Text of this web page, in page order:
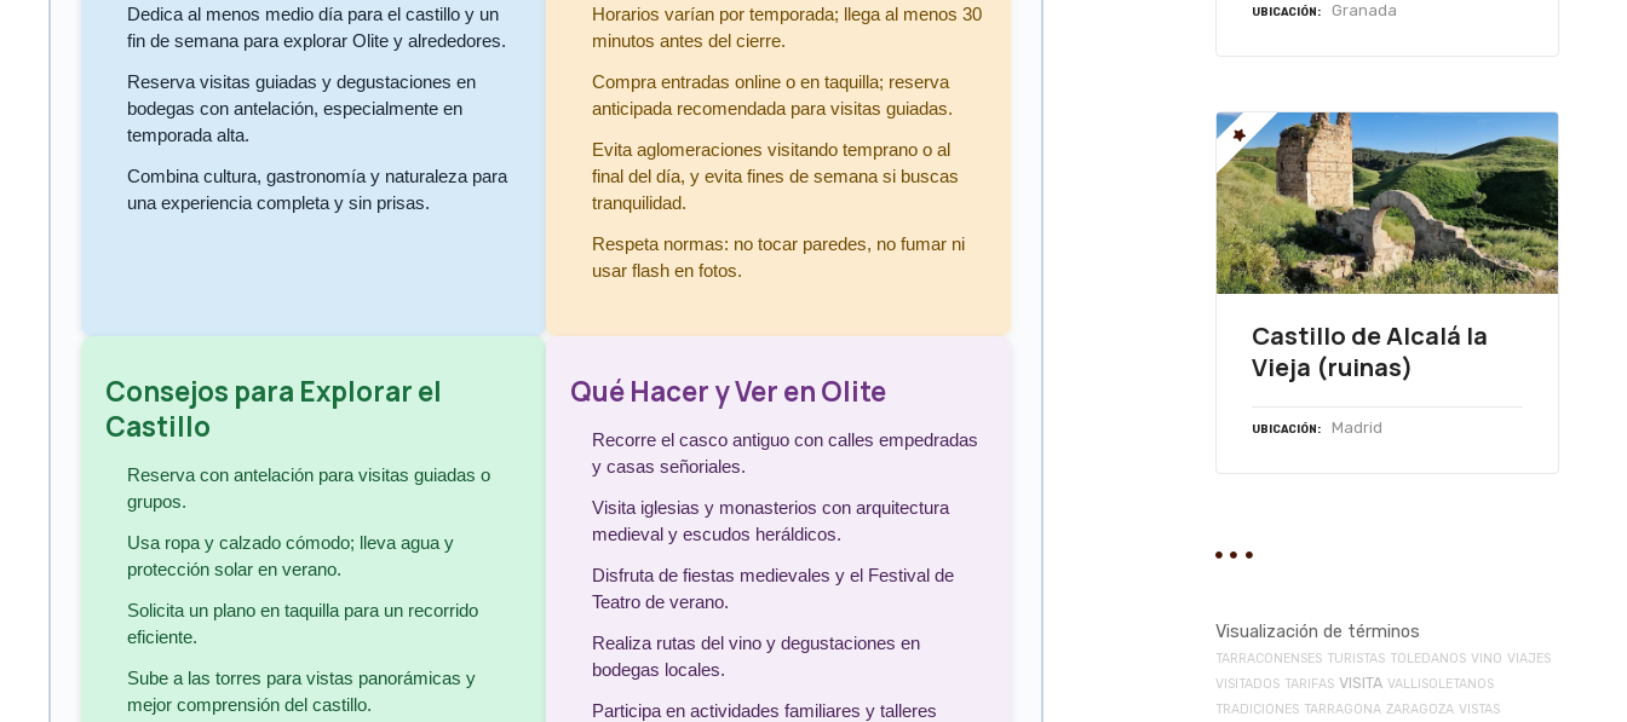
Dedica al menos medio día para el castillo y un
fin de semana para explorar Olite y alrededores.
Reserva visitas guiadas y degustaciones en
bodegas con antelación, especialmente en
temporada alta.
Combina cultura, gastronomía y naturaleza para
una experiencia completa y sin prisas.
Horarios varían por temporada; llega al menos 30
minutos antes del cierre.
Compra entradas online o en taquilla; reserva
anticipada recomendada para visitas guiadas.
Evita aglomeraciones visitando temprano o al
final del día, y evita fines de semana si buscas
tranquilidad.
Respeta normas: no tocar paredes, no fumar ni
usar flash en fotos.
Consejos para Explorar el
Castillo
Reserva con antelación para visitas guiadas o
grupos.
Usa ropa y calzado cómodo; lleva agua y
protección solar en verano.
Solicita un plano en taquilla para un recorrido
eficiente.
Sube a las torres para vistas panorámicas y
mejor comprensión del castillo.
Qué Hacer y Ver en Olite
Recorre el casco antiguo con calles empedradas
y casas señoriales.
Visita iglesias y monasterios con arquitectura
medieval y escudos heráldicos.
Disfruta de fiestas medievales y el Festival de
Teatro de verano.
Realiza rutas del vino y degustaciones en
bodegas locales.
Participa en actividades familiares y talleres
UBICACIÓN Granada
Castillo de Alcalá la
Vieja (ruinas)
UBICACIÓN Madrid
Visualización de términos
TARRACONENSES TURISTAS TOLEDANOS VINO VIAJES
VISITADOS TARIFAS VISITA VALLISOLETANOS
TRADICIONES TARRAGONA ZARAGOZA VISTAS